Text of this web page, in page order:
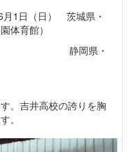
日（日） 茨城県・
体育館）
） 静岡県・
。吉井高校の誇りを胸
。